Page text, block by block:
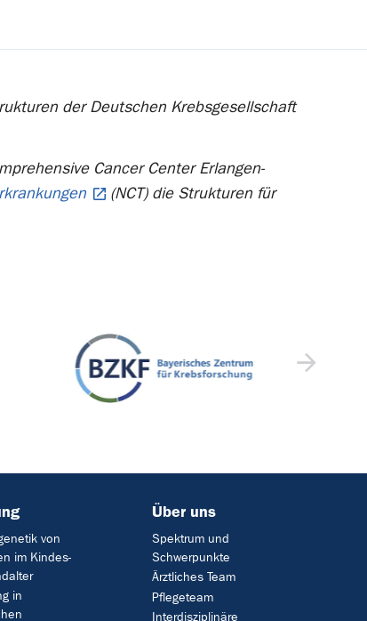
der Deutschen Krebsgesellschaft
Cancer Center Erlangen-
(NCT) die Strukturen für
von
im Kindes-
in
Über uns
Spektrum und
Schwerpunkte
Ärztliches Team
Pflegeteam
Interdisziplinäre